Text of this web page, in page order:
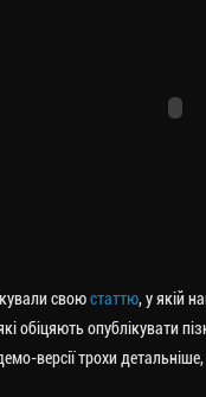
своюстаттю, у якій
обіцяють опублікувати
версії трохи детальніше,